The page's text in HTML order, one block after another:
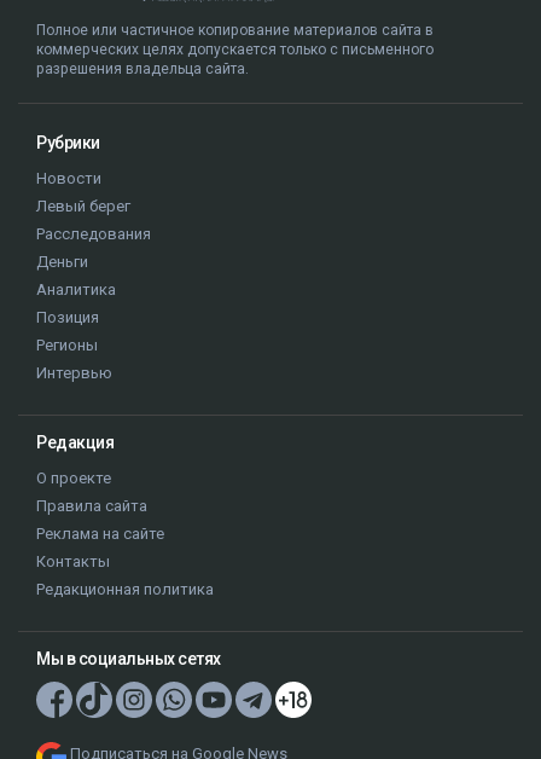
Полное или частичное копирование материалов сайта в
коммерческих целях допускается только с письменного
разрешения владельца сайта.
Рубрики
Новости
Левый берег
Расследования
Деньги
Аналитика
Позиция
Регионы
Интервью
Редакция
О проекте
Правила сайта
Реклама на сайте
Контакты
Редакционная политика
Мы в социальных сетях
Подписаться на Google News